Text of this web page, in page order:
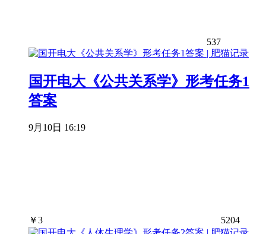
537
国开电大《公共关系学》形考任务1
答案
9月10日 16:19
￥3 5204